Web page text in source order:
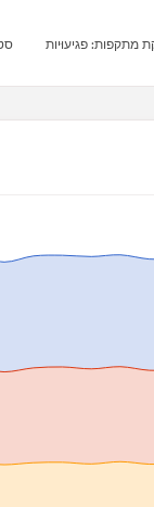
מתקפות: פגיעוּיות